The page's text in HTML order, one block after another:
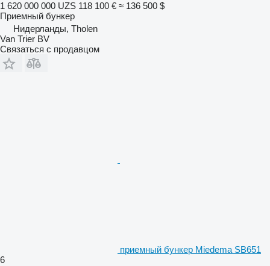
1 620 000 000 UZS 118 100 € ≈ 136 500 $
Приемный бункер
Нидерланды, Tholen
Van Trier BV
Связаться с продавцом
приемный бункер Miedema SB651
6